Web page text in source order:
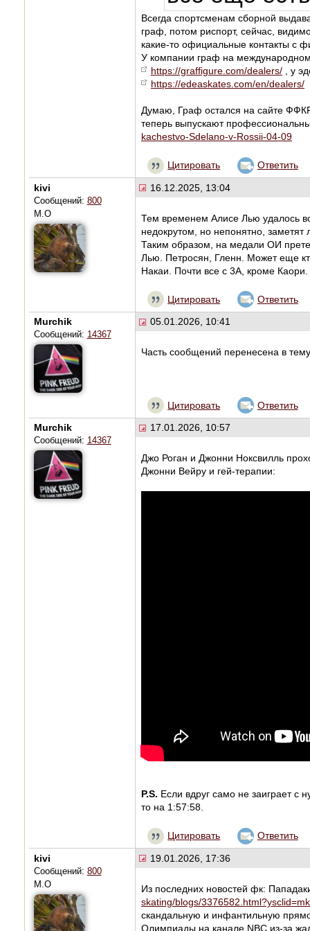
Всегда спортсменам сборной
граф, потом риспорт, сейчас,
какие-то официальные контакты с
У компании граф на
https://graffigure.com/dealers/, у
https://edeaskates.com/en/dealers/
Думаю, Граф остался на сайте
теперь выпускают
kachestvo-Sdelano-v-Rossii-04-09
Цитировать Ответить
kivi
Сообщений: 800
М.О
16.12.2025, 13:04
Тем временем Алисе Лью удалось
недокрутом, но непонятно, заметят
Таким образом, на медали ОИ
Лью. Петросян, Гленн. Может еще
Накаи. Почти все с 3А, кроме Каори.
Цитировать Ответить
Murchik
Сообщений: 14367
05.01.2026, 10:41
Часть сообщений перенесена в
Цитировать Ответить
Murchik
Сообщений: 14367
17.01.2026, 10:57
Джо Роган и Джонни Ноксвилль
Джонни Вейру и гей-терапии:
P.S. Если вдруг само не заиграет с
то на 1:57:58.
Цитировать Ответить
kivi
Сообщений: 800
М.О
19.01.2026, 17:36
Из последних новостей фк:
skating/blogs/
скандальную и инфантильную
Олимпиады на канале NBC из-за